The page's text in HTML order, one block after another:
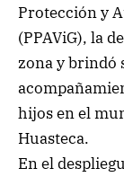
Protección y
(PPAViG), la
zona y brindó
hijos en el
Huasteca.
En el